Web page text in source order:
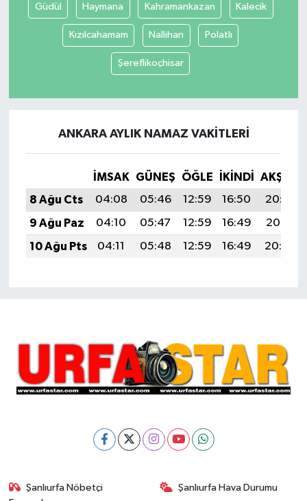
Güdül Haymana Kahramankazan Kalecik
Kızılcahamam Nallıhan Polatlı
Şereflikoçhisar
ANKARA AYLIK NAMAZ VAKITLERI
İMSAK GÜNEŞ ÖĞLE İKINDI
AKŞAM
8 Ağu Cts
04:08 05:46 12:59 16:50
20:02
9 Ağu Paz
04:10 05:47 12:59 16:49
20:01
10 Ağu Pts
04:11 05:48 12:59 16:49 20:00
Şanlıurfa Nöbetçi
Şanlıurfa Hava Durumu